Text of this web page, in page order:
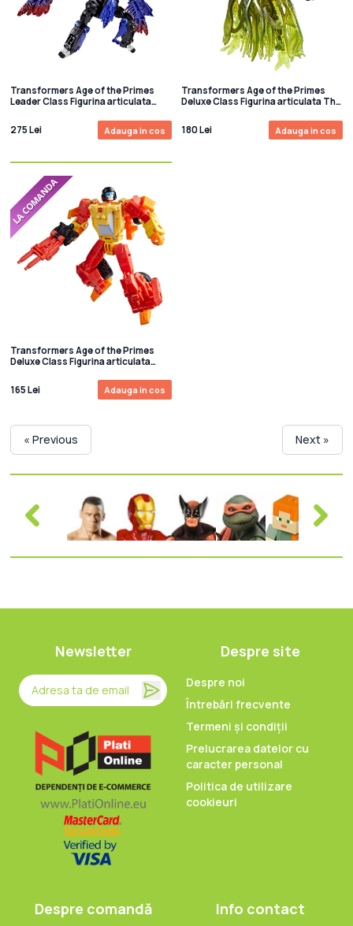
Transformers Age of the Primes
Leader Class Figurina articulata
275 Lei
Adauga in cos
Transformers Age of the Primes
Deluxe Class Figurina articulata The
180 Lei
Adauga in cos
Transformers Age of the Primes
Deluxe Class Figurina articulata
165 Lei
Adauga in cos
« Previous Next »
Newsletter Despre site
Despre noi
Întrebări frecvente
Termeni și condiții
Prelucrarea datelor cu
caracter personal
Politica de utilizare
cookieuri
Despre comandă Info contact